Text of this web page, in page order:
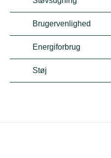
Brugervenlighed
Energiforbrug
Støj